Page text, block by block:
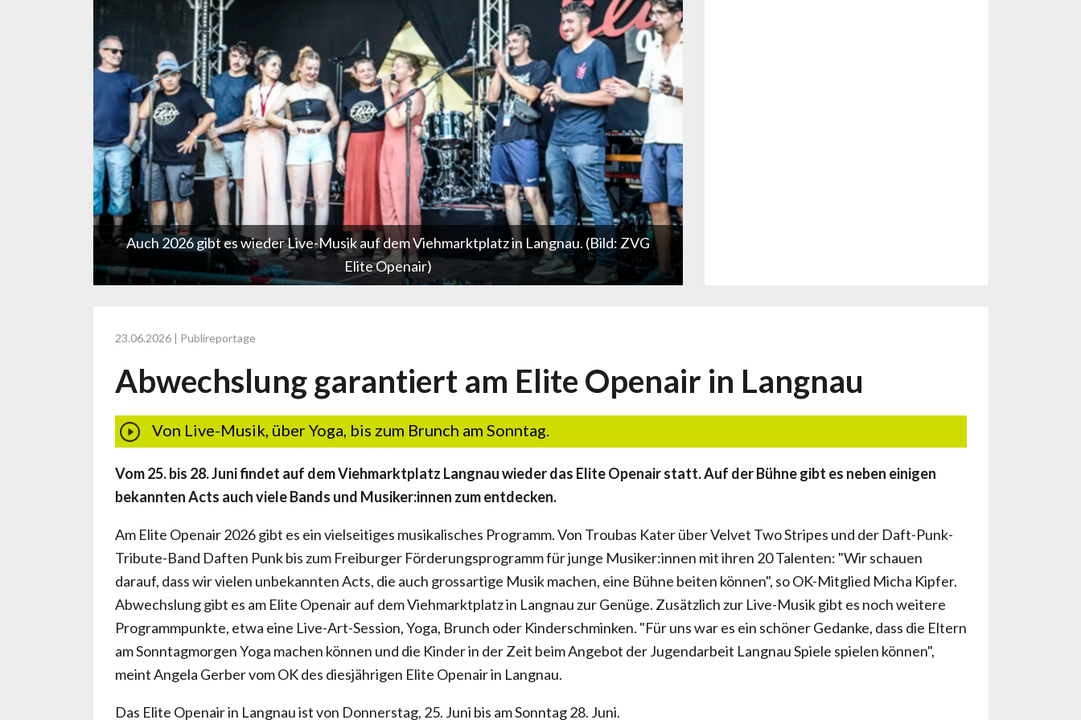
Auch 2026 gibt es wieder Live-Musik auf dem Viehmarktplatz in Langnau. (Bild: ZVG
Elite Openair)
23.06.2026 | Publireportage
Abwechslung garantiert am Elite Openair in Langnau
Von Live-Musik, über Yoga, bis zum Brunch am Sonntag.
Vom 25. bis 28. Juni findet auf dem Viehmarktplatz Langnau wieder das Elite Openair statt. Auf der Bühne gibt es neben einigen
bekannten Acts auch viele Bands und Musiker:innen zum entdecken.
Am Elite Openair 2026 gibt es ein vielseitiges musikalisches Programm. Von Troubas Kater über Velvet Two Stripes und der Daft-Punk-
Tribute-Band Daften Punk bis zum Freiburger Förderungsprogramm für junge Musiker:innen mit ihren 20 Talenten: "Wir schauen
darauf, dass wir vielen unbekannten Acts, die auch grossartige Musik machen, eine Bühne beiten können", so OK-Mitglied Micha Kipfer.
Abwechslung gibt es am Elite Openair auf dem Viehmarktplatz in Langnau zur Genüge. Zusätzlich zur Live-Musik gibt es noch weitere
Programmpunkte, etwa eine Live-Art-Session, Yoga, Brunch oder Kinderschminken. "Für uns war es ein schöner Gedanke, dass die Eltern
am Sonntagmorgen Yoga machen können und die Kinder in der Zeit beim Angebot der Jugendarbeit Langnau Spiele spielen können",
meint Angela Gerber vom OK des diesjährigen Elite Openair in Langnau.
Das Elite Openair in Langnau ist von Donnerstag, 25. Juni bis am Sonntag 28. Juni.